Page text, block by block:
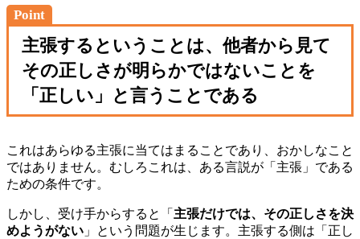
Point
主張するということは、他者から見て
その正しさが明らかではないことを
「正しい」と言うことである
これはあらゆる主張に当てはまることであり、おかしなこと
ではありません。むしろこれは、ある言説が「主張」である
ための条件です。
しかし、受け手からすると「 主張だけでは、その正しさを決
めようがない 」という問題が生じます。主張する側は「正し